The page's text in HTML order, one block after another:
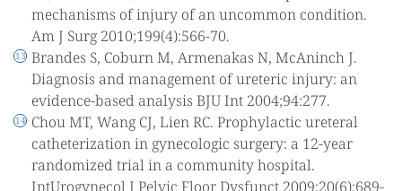
mechanisms of injury of an uncommon condition.
Am J Surg 2010;199(4):566-70.
Brandes S, Coburn M, Armenakas N, McAninch J.
Diagnosis and management of ureteric injury: an
evidence-based analysis BJU Int 2004;94:277.
Chou MT, Wang CJ, Lien RC. Prophylactic ureteral
catheterization in gynecologic surgery: a 12-year
randomized trial in a community hospital.
IntUrogynecol J Pelvic Floor Dysfunct 2009;20(6):689-